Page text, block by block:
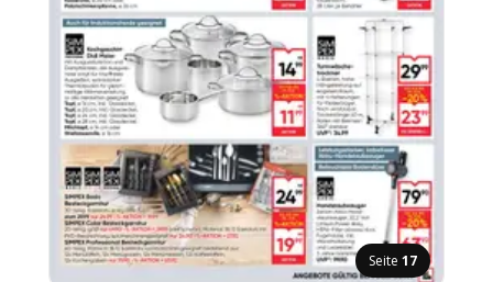
Seite 17